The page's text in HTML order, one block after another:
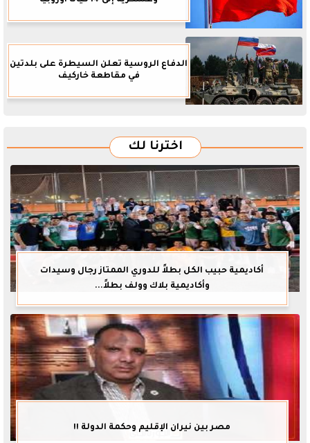
الدفاع الروسية تعلن السيطرة على بلدتين
في مقاطعة خاركيف
اخترنا لك
أكاديمية حبيب الكل بطلاً للدوري الممتاز رجال وسيدات
وأكاديمية بلاك وولف بطلاً...
مصر بين نيران الإقليم وحكمة الدولة !!